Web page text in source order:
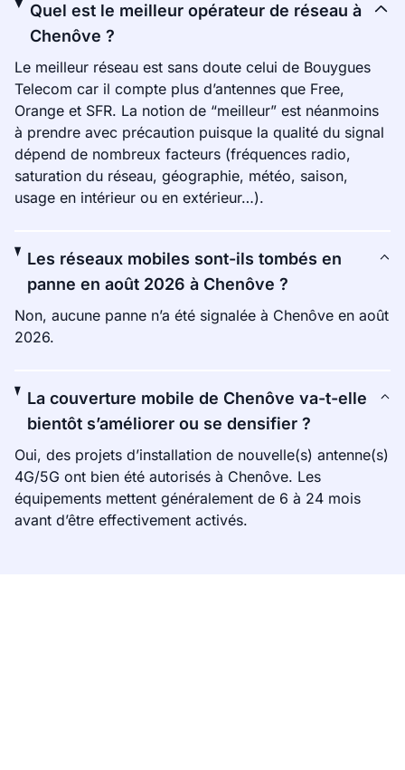
Quel est le meilleur opérateur de réseau à
Chenôve ?
Le meilleur réseau est sans doute celui de Bouygues
Telecom car il compte plus d’antennes que Free,
Orange et SFR. La notion de “meilleur” est néanmoins
à prendre avec précaution puisque la qualité du signal
dépend de nombreux facteurs (fréquences radio,
saturation du réseau, géographie, météo, saison,
usage en intérieur ou en extérieur…).
Les réseaux mobiles sont-ils tombés en
panne en août 2026 à Chenôve ?
Non, aucune panne n’a été signalée à Chenôve en août
2026.
La couverture mobile de Chenôve va-t-elle
bientôt s’améliorer ou se densifier ?
Oui, des projets d’installation de nouvelle(s) antenne(s)
4G/5G ont bien été autorisés à Chenôve. Les
équipements mettent généralement de 6 à 24 mois
avant d’être effectivement activés.